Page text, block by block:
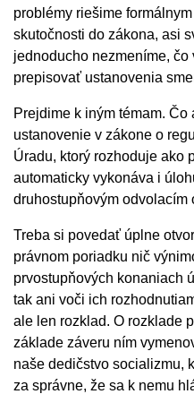
problémy riešime
skutočnosti do zákona, asi
jednoducho nezmeníme,
prepisovať ustanovenia
Prejdime k iným témam.
ustanovenie v zákone o
Úradu, ktorý rozhoduje ako
automaticky vykonáva i
druhostupňovým odvolacím
Treba si povedať úplne
právnom poriadku nič
prvostupňových konaniach
tak ani voči ich
ale len rozklad. O rozklade
základe záveru ním
naše dedičstvo socializmu,
za správne, že sa k nemu